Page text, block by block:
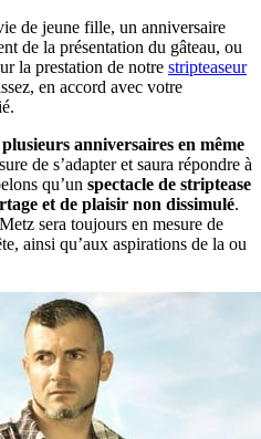
de jeune fille, un anniversaire
de la présentation du gâteau, ou
la prestation de notre stripteaseur
en accord avec votre
anniversaires en même
de s’adapter et saura répondre à
qu’un spectacle de striptease
et de plaisir non dissimulé.
sera toujours en mesure de
ainsi qu’aux aspirations de la ou